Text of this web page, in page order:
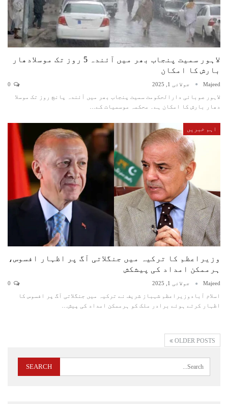
لاہور سمیت پنجاب بھر میں آئندہ 5 روز تک موسلادھار
بارش کا امکان
Majeed جولائی 1, 2025
لاہور صوبائی دارالحکومت سمیت پنجاب بھر میں آئندہ پانچ روز تک موسلا
دھار بارش کا امکان ہے۔ محکمہ موسمیات کے…
اہم خبریں
وزیراعظم کا ترکیہ میں جنگلاتی آگ پر اظہار افسوس،
ہرممکن امداد کی پیشکش
Majeed جولائی 1, 2025
اسلام آبادوزیراعظم شہباز شریف نے ترکیہ میں جنگلاتی آگ پر افسوس کا
اظہار کرتے ہوئے برادر ملک کو ہرممکن امداد کی پیش…
OLDER POSTS